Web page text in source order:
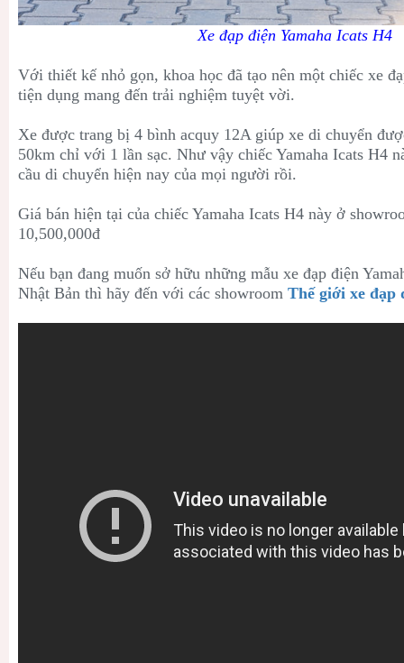
Xe đạp điện Yamaha Icats H4
Với thiết kế nhỏ gọn, khoa học đã tạo nên một chiếc xe
tiện dụng mang đến trải nghiệm tuyệt vời.
Xe được trang bị 4 bình acquy 12A giúp xe di chuyển
50km chỉ với 1 lần sạc. Như vậy chiếc Yamaha Icats H4
cầu di chuyển hiện nay của mọi người rồi.
Giá bán hiện tại của chiếc Yamaha Icats H4 này ở
10,500,000đ
Nếu bạn đang muốn sở hữu những mẫu xe đạp điện
Nhật Bản thì hãy đến với các showroom Thế giới xe đạp